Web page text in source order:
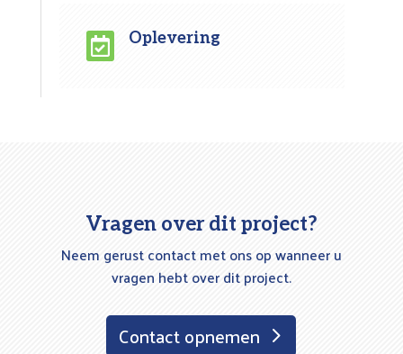
 Oplevering
Vragen over dit project?
Neem gerust contact met ons op wanneer u
vragen hebt over dit project.
Contact opnemen